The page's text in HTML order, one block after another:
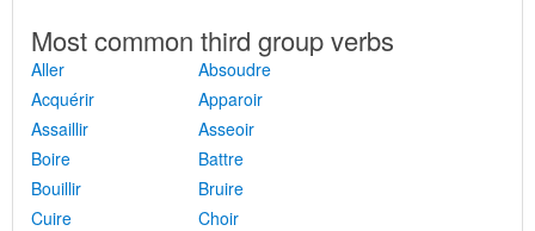
Most common third group verbs
Aller
Absoudre
Acquérir
Apparoir
Assaillir
Asseoir
Boire
Battre
Bouillir
Bruire
Cuire
Choir